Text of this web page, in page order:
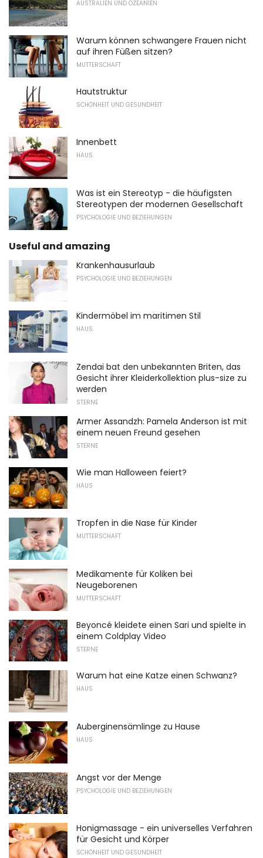
AUSTRALIEN UND OZEANIEN
Warum können schwangere Frauen nicht
auf ihren Füßen sitzen?
MUTTERSCHAFT
Hautstruktur
SCHÖNHEIT UND GESUNDHEIT
Innenbett
HAUS
Was ist ein Stereotyp - die häufigsten
Stereotypen der modernen Gesellschaft
PSYCHOLOGIE UND BEZIEHUNGEN
Useful and amazing
Krankenhausurlaub
PSYCHOLOGIE UND BEZIEHUNGEN
Kindermöbel im maritimen Stil
HAUS
Zendai bat den unbekannten Briten, das
Gesicht ihrer Kleiderkollektion plus-size zu
werden
STERNE
Armer Assandzh: Pamela Anderson ist mit
einem neuen Freund gesehen
STERNE
Wie man Halloween feiert?
HAUS
Tropfen in die Nase für Kinder
MUTTERSCHAFT
Medikamente für Koliken bei
Neugeborenen
MUTTERSCHAFT
Beyoncé kleidete einen Sari und spielte in
einem Coldplay Video
STERNE
Warum hat eine Katze einen Schwanz?
HAUS
Auberginensämlinge zu Hause
HAUS
Angst vor der Menge
PSYCHOLOGIE UND BEZIEHUNGEN
Honigmassage - ein universelles Verfahren
für Gesicht und Körper
SCHÖNHEIT UND GESUNDHEIT